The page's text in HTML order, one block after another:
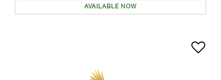
AVAILABLE NOW